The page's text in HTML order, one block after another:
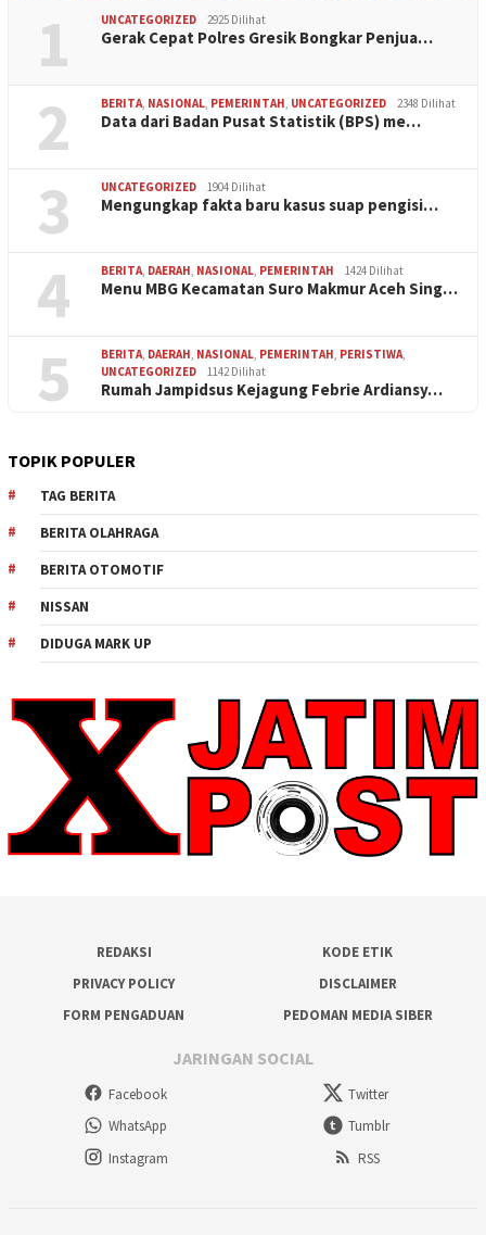
1 UNCATEGORIZED 2925 Dilihat
Gerak Cepat Polres Gresik Bongkar Penjua…
2 BERITA NASIONAL PEMERINTAH UNCATEGORIZED 2348 Dilihat
Data dari Badan Pusat Statistik (BPS) me…
3 UNCATEGORIZED 1904 Dilihat
Mengungkap fakta baru kasus suap pengisi…
4 BERITA DAERAH NASIONAL PEMERINTAH 1424 Dilihat
Menu MBG Kecamatan Suro Makmur Aceh Sing…
5 BERITA DAERAH NASIONAL PEMERINTAH PERISTIWA
UNCATEGORIZED
1142 Dilihat
Rumah Jampidsus Kejagung Febrie Ardiansy…
TOPIK POPULER
TAG BERITA
BERITA OLAHRAGA
BERITA OTOMOTIF
NISSAN
DIDUGA MARK UP
REDAKSI
KODE ETIK
PRIVACY POLICY
DISCLAIMER
FORM PENGADUAN
PEDOMAN MEDIA SIBER
JARINGAN SOCIAL
Facebook
Twitter
WhatsApp
Tumblr
Instagram
RSS